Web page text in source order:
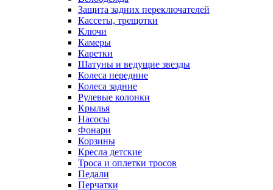
Защита задних переключателей
Кассеты, трещотки
Ключи
Камеры
Каретки
Шатуны и ведущие звезды
Колеса передние
Колеса задние
Рулевые колонки
Крылья
Насосы
Фонари
Корзины
Кресла детские
Троса и оплетки тросов
Педали
Перчатки